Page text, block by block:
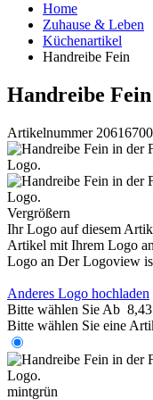
Home
Zuhause & Leben
Küchenartikel
Handreibe Fein
Handreibe Fein
Artikelnummer 20616700
Vergrößern
Ihr Logo auf diesem
Artikel mit Ihrem Logo an
Logo an Der Logoview
Anderes Logo hochladen
Bitte wählen Sie Ab
Bitte wählen Sie eine
mintgrün